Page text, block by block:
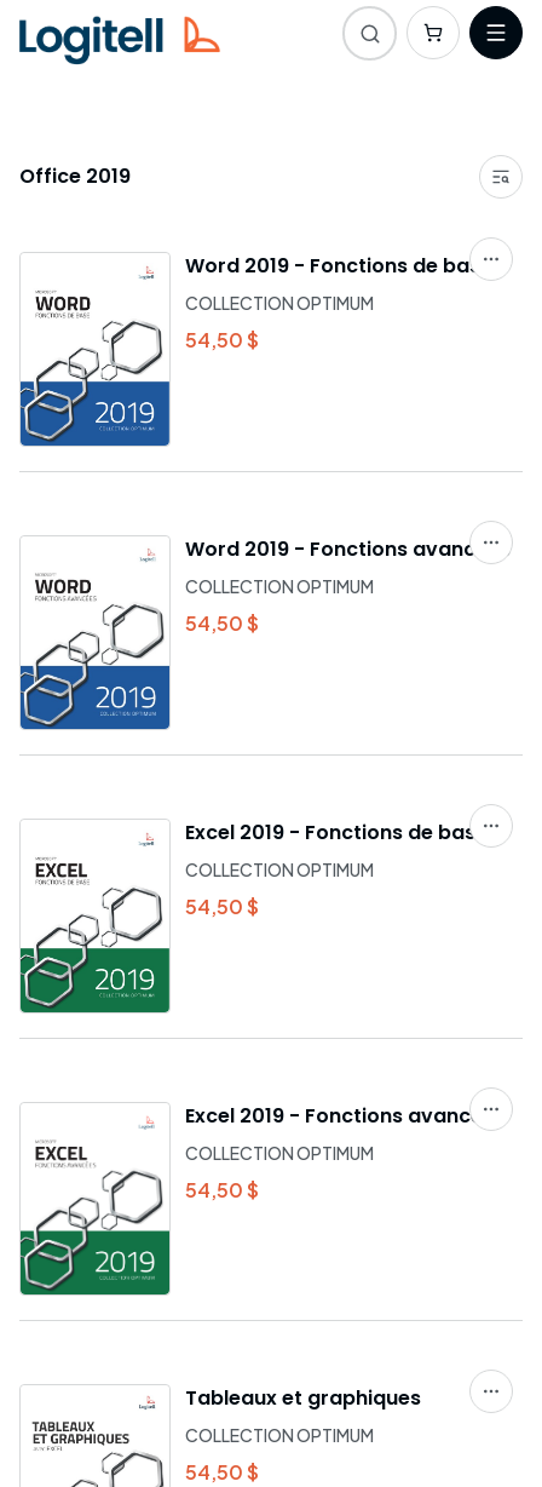
Office 2019
Word 2019 - Fonctions de base
COLLECTION OPTIMUM
54,50 $
Word 2019 - Fonctions avancées
COLLECTION OPTIMUM
54,50 $
Excel 2019 - Fonctions de base
COLLECTION OPTIMUM
54,50 $
Excel 2019 - Fonctions avancées
COLLECTION OPTIMUM
54,50 $
Tableaux et graphiques
COLLECTION OPTIMUM
54,50 $